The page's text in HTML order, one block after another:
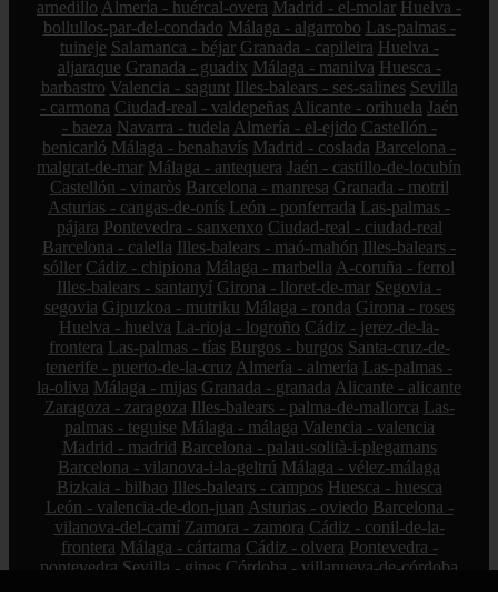
arnedillo Almería - huércal-overa Madrid - el-molar Huelva -
bollullos-par-del-condado Málaga - algarrobo Las-palmas -
tuineje Salamanca - béjar Granada - capileira Huelva -
aljaraque Granada - guadix Málaga - manilva Huesca -
barbastro Valencia - sagunt Illes-balears - ses-salines Sevilla
- carmona Ciudad-real - valdepeñas Alicante - orihuela Jaén
- baeza Navarra - tudela Almería - el-ejido Castellón -
benicarló Málaga - benahavís Madrid - coslada Barcelona -
malgrat-de-mar Málaga - antequera Jaén - castillo-de-locubín
Castellón - vinaròs Barcelona - manresa Granada - motril
Asturias - cangas-de-onís León - ponferrada Las-palmas -
pájara Pontevedra - sanxenxo Ciudad-real - ciudad-real
Barcelona - calella Illes-balears - maó-mahón Illes-balears -
sóller Cádiz - chipiona Málaga - marbella A-coruña - ferrol
Illes-balears - santanyí Girona - lloret-de-mar Segovia -
segovia Gipuzkoa - mutriku Málaga - ronda Girona - roses
Huelva - huelva La-rioja - logroño Cádiz - jerez-de-la-
frontera Las-palmas - tías Burgos - burgos Santa-cruz-de-
tenerife - puerto-de-la-cruz Almería - almería Las-palmas -
la-oliva Málaga - mijas Granada - granada Alicante - alicante
Zaragoza - zaragoza Illes-balears - palma-de-mallorca Las-
palmas - teguise Málaga - málaga Valencia - valencia
Madrid - madrid Barcelona - palau-solità-i-plegamans
Barcelona - vilanova-i-la-geltrú Málaga - vélez-málaga
Bizkaia - bilbao Illes-balears - campos Huesca - huesca
León - valencia-de-don-juan Asturias - oviedo Barcelona -
vilanova-del-camí Zamora - zamora Cádiz - conil-de-la-
frontera Málaga - cártama Cádiz - olvera Pontevedra -
pontevedra Sevilla - gines Córdoba - villanueva-de-córdoba